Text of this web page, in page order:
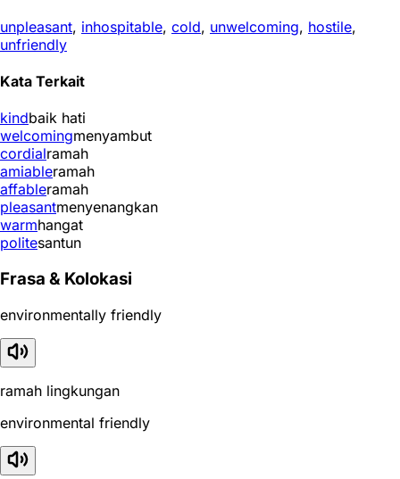
unpleasant, inhospitable, cold, unwelcoming, hostile,
unfriendly
Kata Terkait
kindbaik hati
welcomingmenyambut
cordialramah
amiableramah
affableramah
pleasantmenyenangkan
warmhangat
politesantun
Frasa & Kolokasi
environmentally friendly
ramah lingkungan
environmental friendly